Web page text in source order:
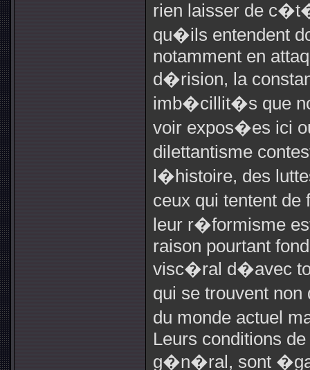
rien laisser de
qu�ils entendent
notamment en
d�rision, la
imb�cillit�s que
voir expos�es ici
dilettantisme
l�histoire, des
ceux qui tentent
leur r�formisme
raison pourtant
visc�ral d�avec
qui se trouvent
du monde actuel
Leurs conditions
g�n�ral, sont